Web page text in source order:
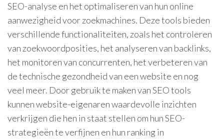
SEO-analyse en het optimaliseren van hun online
aanwezigheid voor zoekmachines. Deze tools bieden
verschillende functionaliteiten, zoals het controleren
van zoekwoordposities, het analyseren van backlinks,
het monitoren van concurrenten, het verbeteren van
de technische gezondheid van een website en nog
veel meer. Door gebruik te maken van SEO tools
kunnen website-eigenaren waardevolle inzichten
verkrijgen die hen in staat stellen om hun SEO-
strategieën te verfijnen en hun ranking in